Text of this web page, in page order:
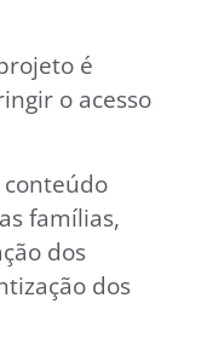
é
o acesso
famílias,
dos
dos